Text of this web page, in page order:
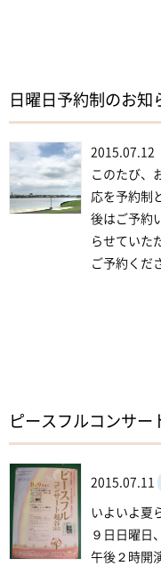
日曜日予約制のお知
2015.07.12
このたび、
応を予約制
後はご予約
らせていた
ご予約くだ
ピースフルコンサー
2015.07.11
いよいよ夏
９日日曜日
午後２時開